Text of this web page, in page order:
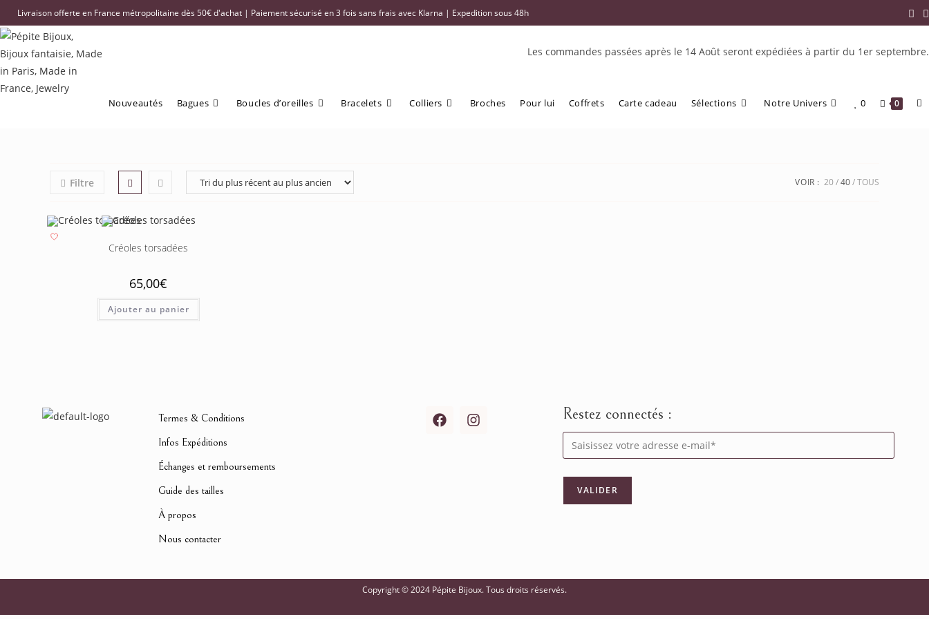
Livraison offerte en France métropolitaine dès 50€ d'achat | Paiement sécurisé en 3 fois sans frais avec Klarna | Expedition sous 48h
Les commandes passées après le 14 Août seront expédiées à partir du 1er septembre.
Nouveautés Bagues Boucles d’oreilles Bracelets Colliers Broches Pour lui Coffrets Carte cadeau Sélections Notre Univers 0 0
Filtre VOIR : 20 40 TOUS
Créoles torsadées
65,00€
Ajouter au panier
Termes & Conditions
Infos Expéditions
Échanges et remboursements
Guide des tailles
À propos
Nous contacter
Restez connectés :
Copyright © 2024 Pépite Bijoux. Tous droits réservés.